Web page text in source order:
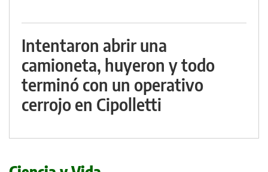
Intentaron abrir una
camioneta, huyeron y todo
terminó con un operativo
cerrojo en Cipolletti